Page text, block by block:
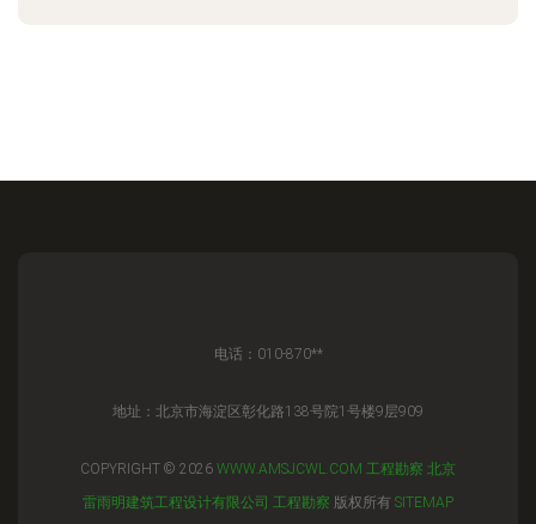
电话：010-870**
地址：北京市海淀区彰化路138号院1号楼9层909
COPYRIGHT © 2026 WWW.AMSJCWL.COM 工程勘察 北京
雷雨明建筑工程设计有限公司 工程勘察 版权所有 SITEMAP